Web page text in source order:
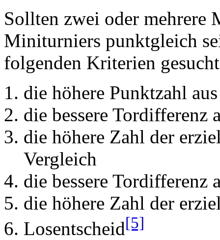
Sollten zwei oder mehrere
Miniturniers punktgleich
folgenden Kriterien
die höhere Punktzahl
die bessere Tordifferenz
die höhere Zahl der
Vergleich
die bessere Tordifferenz
die höhere Zahl der
Losentscheid[5]